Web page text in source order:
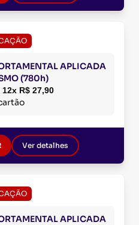
APLICADA
(780h)
12x R$ 27,90
Ver detalhes
APLICADA